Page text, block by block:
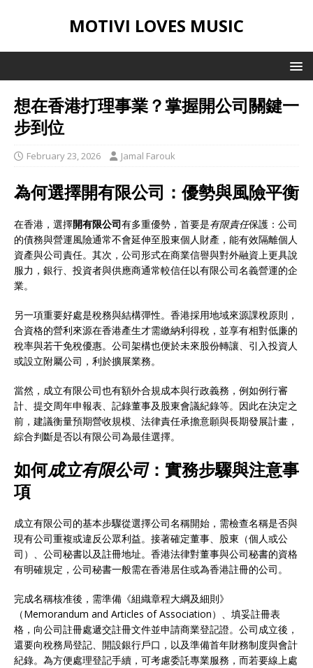
MOTIVI LOVES MUSIC
想在香港打理事業？掌握開公司關鍵一
步到位
February 23, 2026 Jamal Farouk
為何選擇開有限公司 ：優勢與風險平衡
在香港，選擇開有限公司有多重優勢，首要是有限責任保護：公司
的債務與營運風險通常不會延伸至股東個人財產，能有效隔離個人
資產與公司責任。其次，公司形式在商業信譽與對外融資上更具說
服力，銀行、投資者與供應商通常較信任以有限公司名義營運的企
業。
另一項重要好處是稅務與結構彈性。香港採用地域來源課稅原則，
合資格的營利來源在香港產生才需繳納利得稅，並享有相對低廉的
稅率與若干免稅優惠。公司架構也便於未來股份轉讓、引入投資人
或設立附屬公司，利於擴展業務。
當然，成立有限公司也有額外合規成本與行政義務，例如例行審
計、提交周年申報表、記錄董事及股東會議紀錄等。因此在決定之
前，建議衡量預期營收規模、法律責任承擔意願與長期發展計畫，
綜合判斷是否以有限公司為最佳選擇。
如何成立有限公司：實務步驟與注意事
項
成立有限公司的基本步驟從選擇公司名稱開始，需檢查名稱是否與
現有公司重複或違反公眾利益。接著確定董事、股東（個人或公
司）、公司秘書以及註冊地址。香港法律對董事與公司秘書的資格
有明確規定，公司秘書一般需在香港居住或為香港註冊的公司。
完成名稱核准後，需準備《組織章程大綱及細則》
（Memorandum and Articles of Association）、填妥註冊表
格，向公司註冊處遞交註冊文件並申請商業登記證。公司成立後，
還要向稅務局登記、開設銀行戶口，以及準備首年財務制度與會計
紀錄。為方便處理登記手續，可考慮委託專業服務，而若要線上處